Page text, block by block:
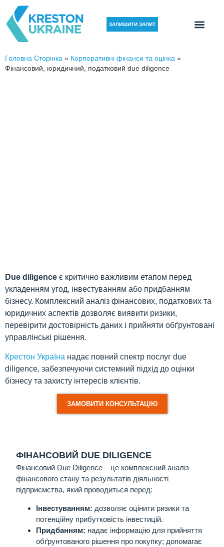
ЗАЛИШИТИ ЗАПИТ
Головна Сторінка » Корпоративні фінанси та оцінка »
Фінансовий, юридичний, податковий due diligence
Due diligence є критично важливим етапом перед
укладенням угод, інвестуванням або придбанням
бізнесу. Комплексний аналіз фінансових, податкових та
юридичних аспектів дозволяє виявити ризики,
перевірити достовірність даних і прийняти обґрунтовані
управлінські рішення.
Крестон Україна надає повний спектр послуг due
diligence, забезпечуючи системний підхід до оцінки
бізнесу та захисту інтересів клієнтів.
ЗАМОВИТИ КОНСУЛЬТАЦІЮ
ФІНАНСОВИЙ DUE DILIGENCE
Фінансовий Due Diligence – це комплексний аналіз
фінансового стану та результатів діяльності
підприємства, який проводиться перед:
Інвестуванням: дозволяє оцінити ризики та
потенційну прибутковість інвестицій.
Придбанням: надає інформацію для прийняття
обґрунтованого рішення про покупку; допомагає